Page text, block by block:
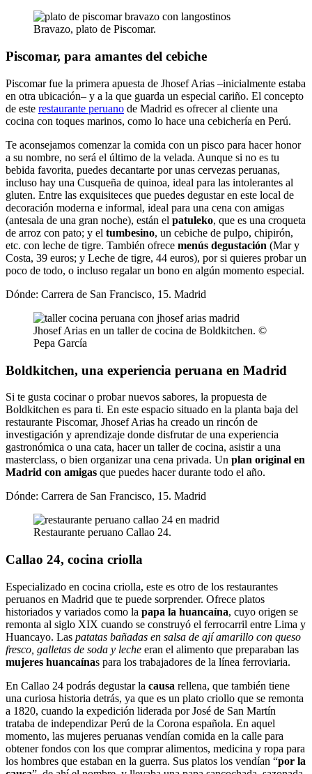
Bravazo, plato de Piscomar.
Piscomar, para amantes del cebiche
Piscomar fue la primera apuesta de Jhosef Arias –inicialmente estaba
en otra ubicación– y a la que guarda un especial cariño. El concepto
de este restaurante peruano de Madrid es ofrecer al cliente una
cocina con toques marinos, como lo hace una cebichería en Perú.
Te aconsejamos comenzar la comida con un pisco para hacer honor
a su nombre, no será el último de la velada. Aunque si no es tu
bebida favorita, puedes decantarte por unas cervezas peruanas,
incluso hay una Cusqueña de quinoa, ideal para las intolerantes al
gluten. Entre las exquisiteces que puedes degustar en este local de
decoración moderna e informal, ideal para una cena con amigas
(antesala de una gran noche), están el patuleko, que es una croqueta
de arroz con pato; y el tumbesino, un cebiche de pulpo, chipirón,
etc. con leche de tigre. También ofrece menús degustación (Mar y
Costa, 39 euros; y Leche de tigre, 44 euros), por si quieres probar un
poco de todo, o incluso regalar un bono en algún momento especial.
Dónde: Carrera de San Francisco, 15. Madrid
Jhosef Arias en un taller de cocina de Boldkitchen. ©
Pepa García
Boldkitchen, una experiencia peruana en Madrid
Si te gusta cocinar o probar nuevos sabores, la propuesta de
Boldkitchen es para ti. En este espacio situado en la planta baja del
restaurante Piscomar, Jhosef Arias ha creado un rincón de
investigación y aprendizaje donde disfrutar de una experiencia
gastronómica o una cata, hacer un taller de cocina, asistir a una
masterclass, o bien organizar una cena privada. Un plan original en
Madrid con amigas que puedes hacer durante todo el año.
Dónde: Carrera de San Francisco, 15. Madrid
Restaurante peruano Callao 24.
Callao 24, cocina criolla
Especializado en cocina criolla, este es otro de los restaurantes
peruanos en Madrid que te puede sorprender. Ofrece platos
historiados y variados como la papa la huancaína, cuyo origen se
remonta al siglo XIX cuando se construyó el ferrocarril entre Lima y
Huancayo. Las patatas bañadas en salsa de ají amarillo con queso
fresco, galletas de soda y leche eran el alimento que preparaban las
mujeres huancaínas para los trabajadores de la línea ferroviaria.
En Callao 24 podrás degustar la causa rellena, que también tiene
una curiosa historia detrás, ya que es un plato criollo que se remonta
a 1820, cuando la expedición liderada por José de San Martín
trataba de independizar Perú de la Corona española. En aquel
momento, las mujeres peruanas vendían comida en la calle para
obtener fondos con los que comprar alimentos, medicina y ropa para
los hombres que estaban en la guerra. Sus platos los vendían “por la